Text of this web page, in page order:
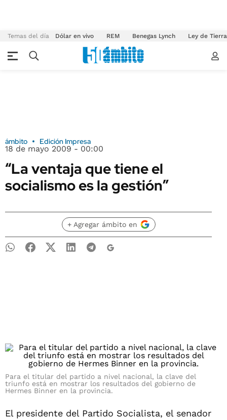
Temas del día Dólar en vivo REM Benegas Lynch Ley de
ámbito Edición Impresa
18 de mayo 2009 - 00:00
“La ventaja que tiene el
socialismo es la gestión”
+ Agregar ámbito en
Para el titular del partido a nivel nacional, la clave del
triunfo está en mostrar los resultados del gobierno de
Hermes Binner en la provincia.
El presidente del Partido Socialista, el senador